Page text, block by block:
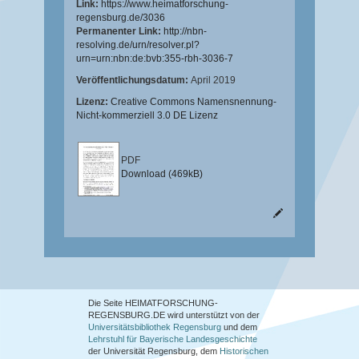
Link: https://www.heimatforschung-
regensburg.de/3036
Permanenter Link: http://nbn-
resolving.de/urn/resolver.pl?
urn=urn:nbn:de:bvb:355-rbh-3036-7
Veröffentlichungsdatum: April 2019
Lizenz: Creative Commons Namensnennung-
Nicht-kommerziell 3.0 DE Lizenz
PDF
Download (469kB)
Die Seite HEIMATFORSCHUNG-
REGENSBURG.DE wird unterstützt von der
Universitätsbibliothek Regensburg und dem
Lehrstuhl für Bayerische Landesgeschichte
der Universität Regensburg, dem Historischen